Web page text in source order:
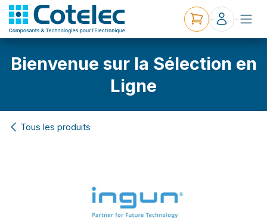
Bienvenue sur la Sélection en
Ligne
Tous les produits